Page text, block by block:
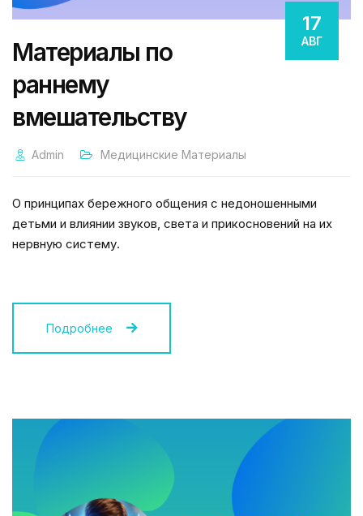
17
АВГ
Материалы по
раннему
вмешательству
Admin Медицинские Материалы
О принципах бережного общения с недоношенными
детьми и влиянии звуков, света и прикосновений на их
нервную систему.
Подробнее